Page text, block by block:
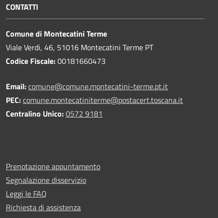
CONTATTI
Comune di Montecatini Terme
Viale Verdi, 46, 51016 Montecatini Terme PT
Codice Fiscale:00181660473
Email:comune@comune.montecatini-terme.pt.it
PEC:comune.montecatiniterme@postacert.toscana.it
Centralino Unico:0572 9181
Prenotazione appuntamento
Segnalazione disservizio
Leggi le FAQ
Richiesta di assistenza